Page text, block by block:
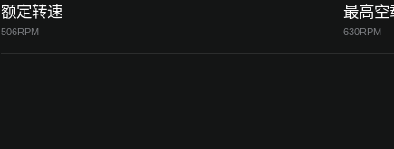
额定转速
506RPM
最高空
630RPM